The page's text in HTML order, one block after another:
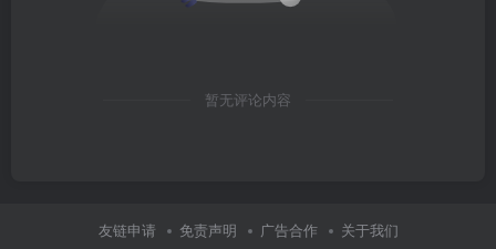
暂无评论内容
友链申请 免责声明 广告合作 关于我们